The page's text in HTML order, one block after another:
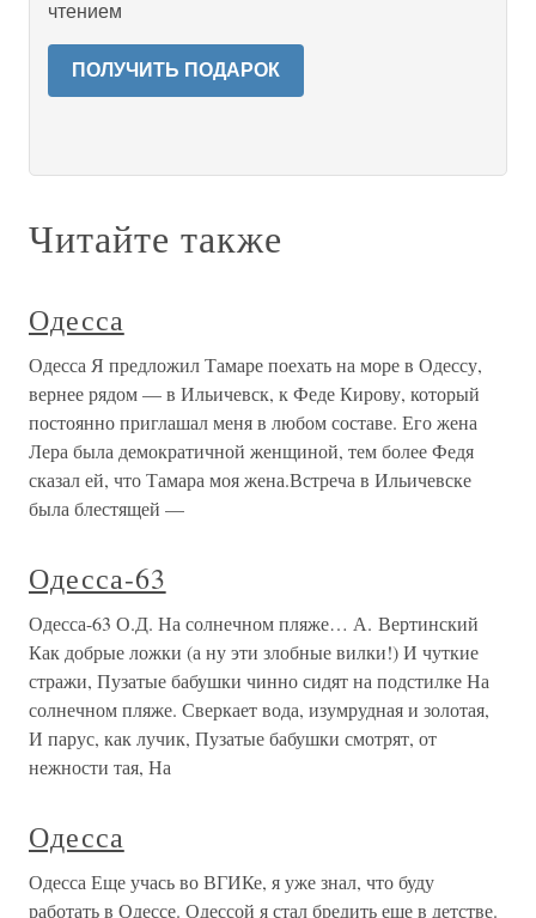
чтением
ПОЛУЧИТЬ ПОДАРОК
Читайте также
Одесса
Одесса Я предложил Тамаре поехать на море в Одессу,
вернее рядом — в Ильичевск, к Феде Кирову, который
постоянно приглашал меня в любом составе. Его жена
Лера была демократичной женщиной, тем более Федя
сказал ей, что Тамара моя жена.Встреча в Ильичевске
была блестящей —
Одесса-63
Одесса-63 О.Д. На солнечном пляже… А. Вертинский
Как добрые ложки (а ну эти злобные вилки!) И чуткие
стражи, Пузатые бабушки чинно сидят на подстилке На
солнечном пляже. Сверкает вода, изумрудная и золотая,
И парус, как лучик, Пузатые бабушки смотрят, от
нежности тая, На
Одесса
Одесса Еще учась во ВГИКе, я уже знал, что буду
работать в Одессе. Одессой я стал бредить еще в детстве.